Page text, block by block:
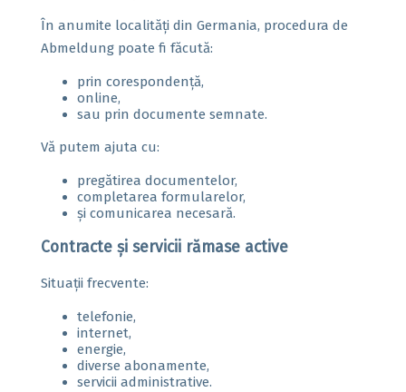
În anumite localități din Germania, procedura de
Abmeldung poate fi făcută:
prin corespondență,
online,
sau prin documente semnate.
Vă putem ajuta cu:
pregătirea documentelor,
completarea formularelor,
și comunicarea necesară.
Contracte și servicii rămase active
Situații frecvente:
telefonie,
internet,
energie,
diverse abonamente,
servicii administrative.